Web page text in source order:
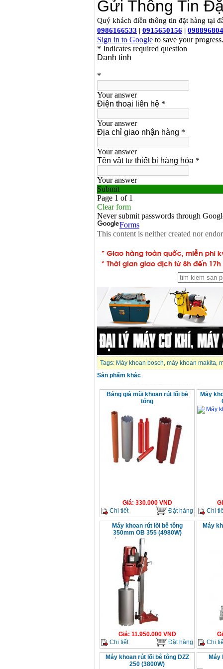
Tags: Máy khoan bosch, máy khoan makita,
Sản phẩm khác
Bảng giá mũi khoan rút lõi bê
tông
Giá: 330.000VND
Chi tiết
Đặt hàng
Máy
Chi
Máy khoan rút lõi bê tông
350mm OB 355 (4980W)
Giá: 11.950.000VND
Chi tiết
Đặt hàng
Máy
Chi
Máy khoan rút lõi bê tông DZZ
250 (3800W)
Máy